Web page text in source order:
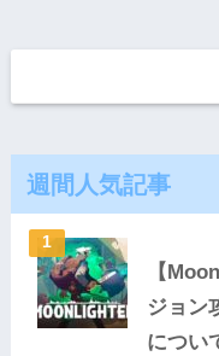
週間人気記事
【
ジョン
につい